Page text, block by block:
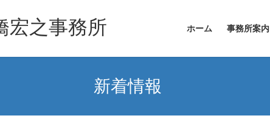
宏之事務所 ホーム 事務所案内
新着情報